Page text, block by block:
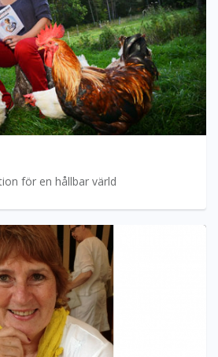
för en hållbar värld